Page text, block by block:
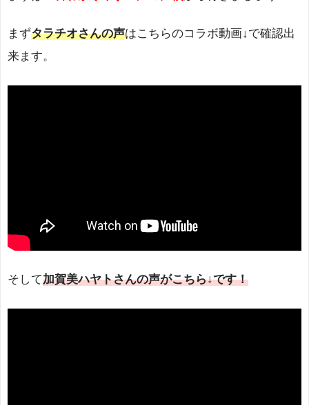
まずタラチオさんの声はこちらのコラボ動画↓で確認出
来ます。
そして加賀美ハヤトさんの声がこちら↓です！